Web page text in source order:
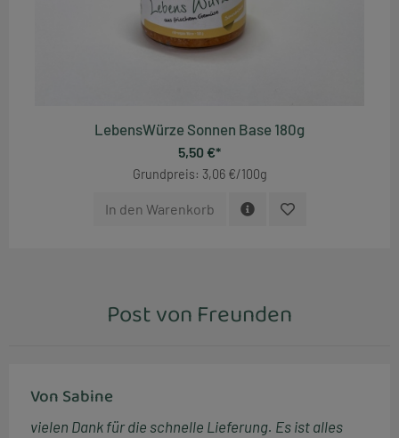
LebensWürze Sonnen Base 180g
5,50 €*
Grundpreis: 3,06 €/100g
In den Warenkorb
Post von Freunden
Von Sabine
vielen Dank für die schnelle Lieferung. Es ist alles